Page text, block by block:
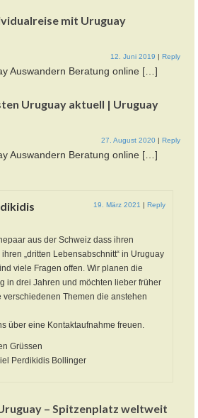
mit Uruguay
12. Juni 2019 | Reply
Auswandern Beratung online […]
Uruguay aktuell | Uruguay
27. August 2020 | Reply
Auswandern Beratung online […]
19. März 2021 | Reply
aus der Schweiz dass ihren
„dritten Lebensabschnitt“ in Uruguay
viele Fragen offen. Wir planen die
in drei Jahren und möchten lieber früher
verschiedenen Themen die anstehen
über eine Kontaktaufnahme freuen.
Grüssen
Perdikidis Bollinger
– Spitzenplatz weltweit